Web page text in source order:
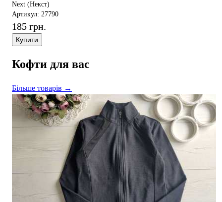
Next (Некст)
Артикул: 27790
185 грн.
Купити
Кофти для вас
Більше товарів →